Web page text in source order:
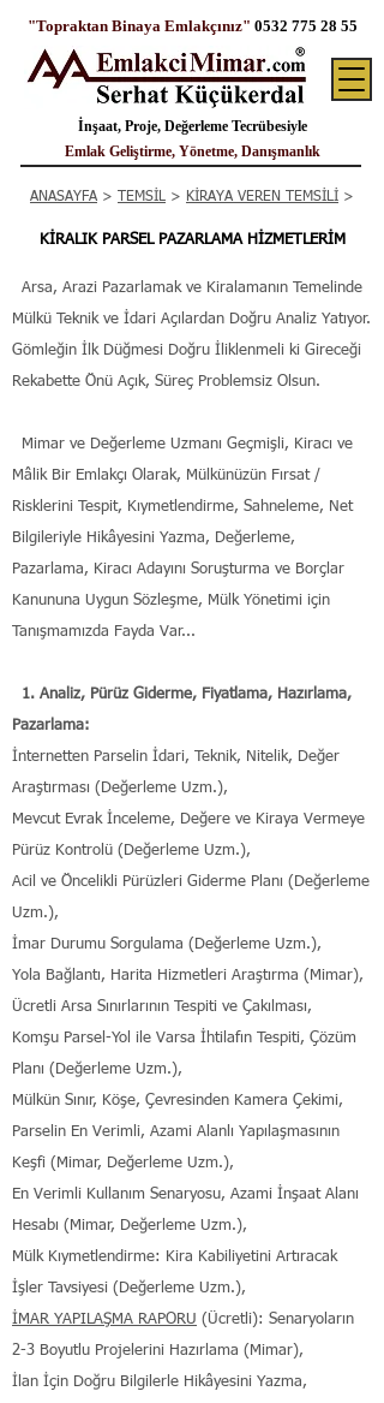
"Topraktan Binaya Emlakçınız" 0532 775 28 55
İnşaat, Proje, Değerleme Tecrübesiyle
Emlak Geliştirme, Yönetme, Danışmanlık
ANASAYFA > TEMSİL > KİRAYA VEREN TEMSİLİ >
KİRALIK PARSEL PAZARLAMA HİZMETLERİM
Arsa, Arazi Pazarlamak ve Kiralamanın Temelinde
Mülkü Teknik ve İdari Açılardan Doğru Analiz Yatıyor.
Gömleğin İlk Düğmesi Doğru İliklenmeli ki Gireceği
Rekabette Önü Açık, Süreç Problemsiz Olsun.
Mimar ve Değerleme Uzmanı Geçmişli, Kiracı ve
Mâlik Bir Emlakçı Olarak, Mülkünüzün Fırsat /
Risklerini Tespit, Kıymetlendirme, Sahneleme, Net
Bilgileriyle Hikâyesini Yazma, Değerleme,
Pazarlama, Kiracı Adayını Soruşturma ve Borçlar
Kanununa Uygun Sözleşme, Mülk Yönetimi için
Tanışmamızda Fayda Var...
1. Analiz, Pürüz Giderme, Fiyatlama, Hazırlama,
Pazarlama:
İnternetten Parselin İdari, Teknik, Nitelik, Değer
Araştırması (Değerleme Uzm.),
Mevcut Evrak İnceleme, Değere ve Kiraya Vermeye
Pürüz Kontrolü (Değerleme Uzm.),
Acil ve Öncelikli Pürüzleri Giderme Planı (Değerleme
Uzm.),
İmar Durumu Sorgulama (Değerleme Uzm.),
Yola Bağlantı, Harita Hizmetleri Araştırma (Mimar),
Ücretli Arsa Sınırlarının Tespiti ve Çakılması,
Komşu Parsel-Yol ile Varsa İhtilafın Tespiti, Çözüm
Planı (Değerleme Uzm.),
Mülkün Sınır, Köşe, Çevresinden Kamera Çekimi,
Parselin En Verimli, Azami Alanlı Yapılaşmasının
Keşfi (Mimar, Değerleme Uzm.),
En Verimli Kullanım Senaryosu, Azami İnşaat Alanı
Hesabı (Mimar, Değerleme Uzm.),
Mülk Kıymetlendirme: Kira Kabiliyetini Artıracak
İşler Tavsiyesi (Değerleme Uzm.),
İMAR YAPILAŞMA RAPORU (Ücretli): Senaryoların
2-3 Boyutlu Projelerini Hazırlama (Mimar),
İlan İçin Doğru Bilgilerle Hikâyesini Yazma,